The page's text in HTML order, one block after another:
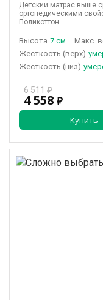
6 511 ₽
4 558 ₽
Купить
Детский матрас выше
ортопедическими
Поликоттон
Высота 7 см. Макс.
(верх)
(низ)